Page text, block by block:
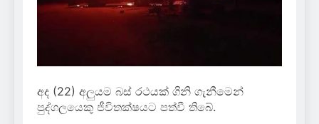
අද (22) අලුයම බස් රථයක් ගිනි ගැනීමෙන්
පුද්ගලයෙකු ජීවිතක්ෂයට පත්වී තිබේ.